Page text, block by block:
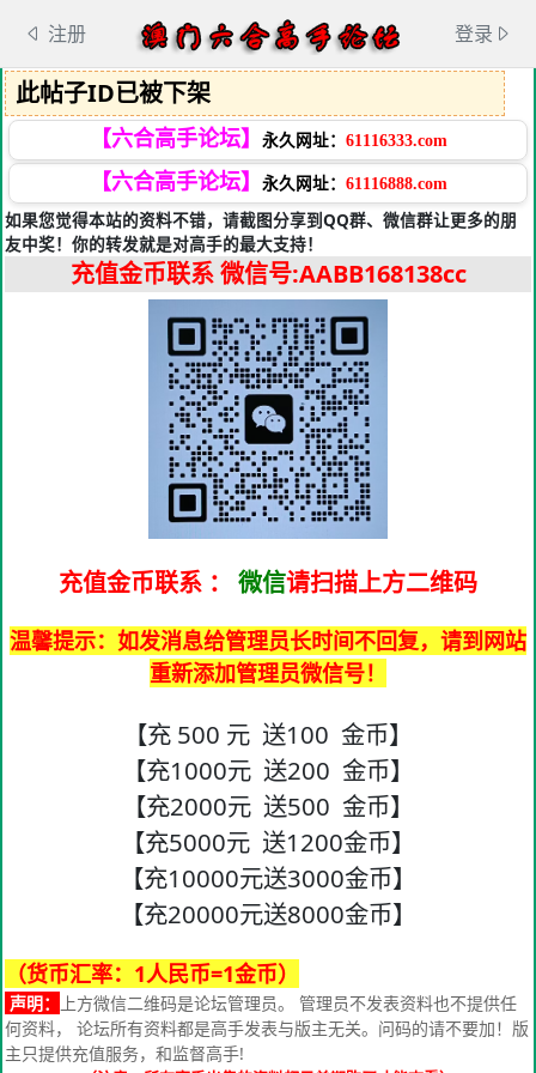
注册 登录
此帖子ID已被下架
【六合高手论坛】 永久网址： 61116333.com
【六合高手论坛】 永久网址： 61116888.com
如果您觉得本站的资料不错，请截图分享到QQ群、微信群让更多的朋
友中奖！你的转发就是对高手的最大支持！
充值金币联系微信号:AABB168138cc
充值金币联系 ： 微信请扫描上方二维码
温馨提示：如发消息给管理员长时间不回复，请到网站
重新添加管理员微信号！
【充 500 元 送100 金币】
【充1000元 送200 金币】
【充2000元 送500 金币】
【充5000元 送1200金币】
【充10000元送3000金币】
【充20000元送8000金币】
（货币汇率：1人民币=1金币）
声明：
上方微信二维码是论坛管理员。 管理员不发表资料也不提供任
何资料， 论坛所有资料都是高手发表与版主无关。问码的请不要加！版
主只提供充值服务，和监督高手!